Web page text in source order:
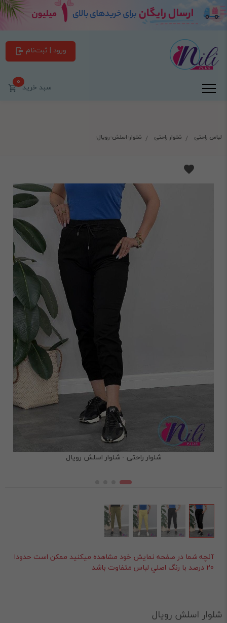
ورود | ثبت‌نام
سبد خرید0
لباس راحتی شلوار راحتی شلوار-اسلش-رویال-
شلوار راحتی - شلوار اسلش رویال
آنچه شما در صفحه نمايش خود مشاهده ميکنيد ممکن است حدودا
20 درصد با رنگ اصلي لباس متفاوت باشد
شلوار اسلش رویال